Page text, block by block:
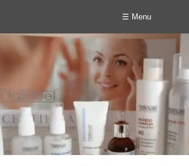
☰ Menu